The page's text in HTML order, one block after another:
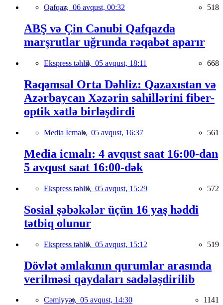
Qafqaz, 06 avqust, 00:32 518
ABŞ və Çin Cənubi Qafqazda
marşrutlar uğrunda rəqabət aparır
Ekspress təhlil, 05 avqust, 18:11 668
Rəqəmsal Orta Dəhliz: Qazaxıstan və
Azərbaycan Xəzərin sahillərini fiber-
optik xətlə birləşdirdi
Media İcmalı, 05 avqust, 16:37 561
Media icmalı: 4 avqust saat 16:00-dan
5 avqust saat 16:00-dək
Ekspress təhlil, 05 avqust, 15:29 572
Sosial şəbəkələr üçün 16 yaş həddi
tətbiq olunur
Ekspress təhlil, 05 avqust, 15:12 519
Dövlət əmlakının qurumlar arasında
verilməsi qaydaları sadələşdirilib
Cəmiyyət, 05 avqust, 14:30 1141